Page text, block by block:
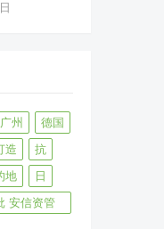
广州
德国
造
抗
地
日
安信资管